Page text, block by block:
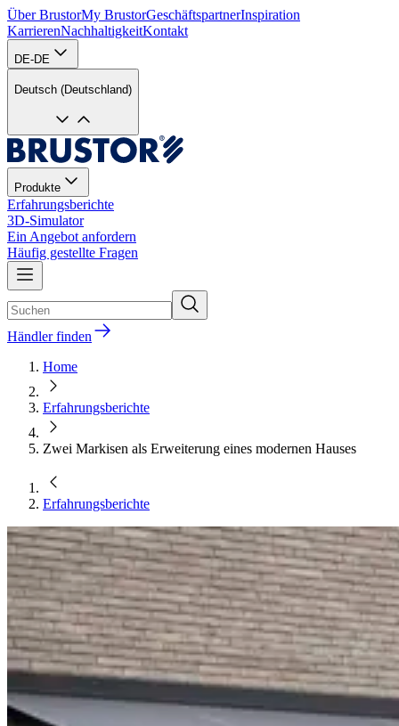
Über BrustorMy BrustorGeschäftspartnerInspiration
KarrierenNachhaltigkeitKontakt
DE-DE
Deutsch (Deutschland)
Produkte
Erfahrungsberichte
3D-Simulator
Ein Angebot anfordern
Häufig gestellte Fragen
Händler finden
Home
Erfahrungsberichte
Zwei Markisen als Erweiterung eines modernen Hauses
Erfahrungsberichte